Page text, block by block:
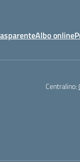
Albo online
Centralino: